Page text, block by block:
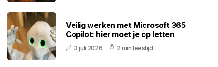
Veilig werken met Microsoft 365
Copilot: hier moet je op letten
3 juli 2026 2 min leestijd